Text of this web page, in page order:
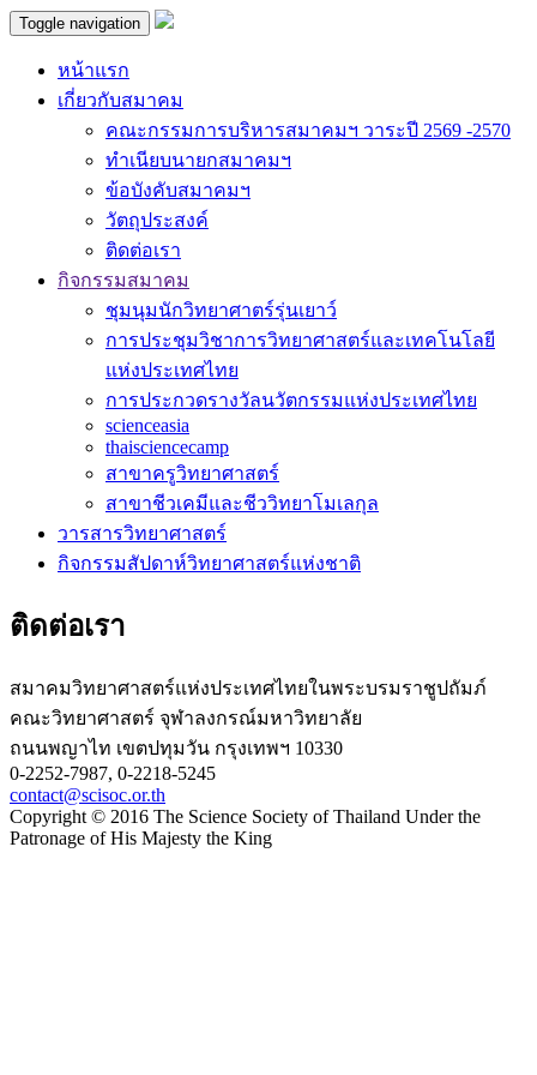
Toggle navigation
หน้าแรก
เกี่ยวกับสมาคม
คณะกรรมการบริหารสมาคมฯ วาระปี 2569 -2570
ทำเนียบนายกสมาคมฯ
ข้อบังคับสมาคมฯ
วัตถุประสงค์
ติดต่อเรา
กิจกรรมสมาคม
ชุมนุมนักวิทยาศาตร์รุ่นเยาว์
การประชุมวิชาการวิทยาศาสตร์และเทคโนโลยี
แห่งประเทศไทย
การประกวดรางวัลนวัตกรรมแห่งประเทศไทย
scienceasia
thaisciencecamp
สาขาครูวิทยาศาสตร์
สาขาชีวเคมีและชีววิทยาโมเลกุล
วารสารวิทยาศาสตร์
กิจกรรมสัปดาห์วิทยาศาสตร์แห่งชาติ
ติดต่อเรา
สมาคมวิทยาศาสตร์แห่งประเทศไทยในพระบรมราชูปถัมภ์
คณะวิทยาศาสตร์ จุฬาลงกรณ์มหาวิทยาลัย
ถนนพญาไท เขตปทุมวัน กรุงเทพฯ 10330
0-2252-7987, 0-2218-5245
contact@scisoc.or.th
Copyright © 2016 The Science Society of Thailand Under the
Patronage of His Majesty the King